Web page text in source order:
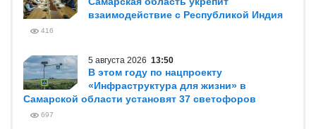
взаимодействие с Республикой Индия
416
5 августа 2026 13:50
В этом году по нацпроекту
«Инфраструктура для жизни» в
Самарской области установят 37 светофоров
697